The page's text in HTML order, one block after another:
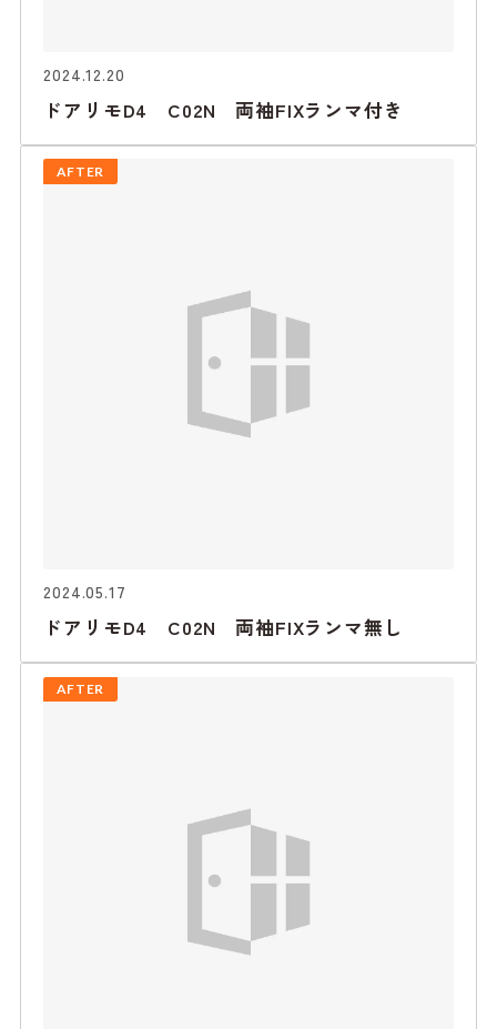
2024.12.20
ドアリモD4 C02N 両袖FIXランマ付き
AFTER
2024.05.17
ドアリモD4 C02N 両袖FIXランマ無し
AFTER